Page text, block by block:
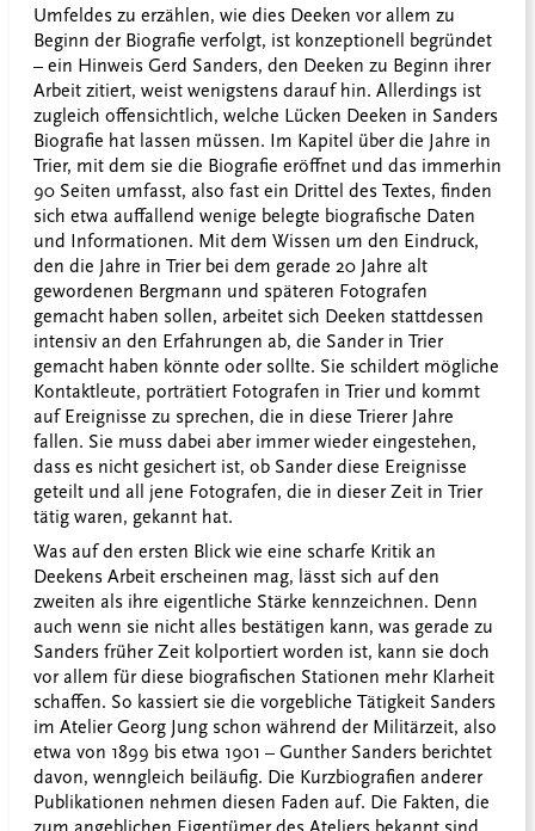
Umfeldes zu erzählen, wie dies Deeken vor allem zu
Beginn der Biografie verfolgt, ist konzeptionell begründet
– ein Hinweis Gerd Sanders, den Deeken zu Beginn ihrer
Arbeit zitiert, weist wenigstens darauf hin. Allerdings ist
zugleich offensichtlich, welche Lücken Deeken in Sanders
Biografie hat lassen müssen. Im Kapitel über die Jahre in
Trier, mit dem sie die Biografie eröffnet und das immerhin
90 Seiten umfasst, also fast ein Drittel des Textes, finden
sich etwa auffallend wenige belegte biografische Daten
und Informationen. Mit dem Wissen um den Eindruck,
den die Jahre in Trier bei dem gerade 20 Jahre alt
gewordenen Bergmann und späteren Fotografen
gemacht haben sollen, arbeitet sich Deeken stattdessen
intensiv an den Erfahrungen ab, die Sander in Trier
gemacht haben könnte oder sollte. Sie schildert mögliche
Kontaktleute, porträtiert Fotografen in Trier und kommt
auf Ereignisse zu sprechen, die in diese Trierer Jahre
fallen. Sie muss dabei aber immer wieder eingestehen,
dass es nicht gesichert ist, ob Sander diese Ereignisse
geteilt und all jene Fotografen, die in dieser Zeit in Trier
tätig waren, gekannt hat.
Was auf den ersten Blick wie eine scharfe Kritik an
Deekens Arbeit erscheinen mag, lässt sich auf den
zweiten als ihre eigentliche Stärke kennzeichnen. Denn
auch wenn sie nicht alles bestätigen kann, was gerade zu
Sanders früher Zeit kolportiert worden ist, kann sie doch
vor allem für diese biografischen Stationen mehr Klarheit
schaffen. So kassiert sie die vorgebliche Tätigkeit Sanders
im Atelier Georg Jung schon während der Militärzeit, also
etwa von 1899 bis etwa 1901 – Gunther Sanders berichtet
davon, wenngleich beiläufig. Die Kurzbiografien anderer
Publikationen nehmen diesen Faden auf. Die Fakten, die